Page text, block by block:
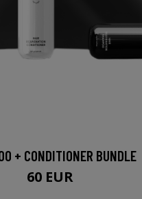
+ CONDITIONER BUNDLE
60 EUR